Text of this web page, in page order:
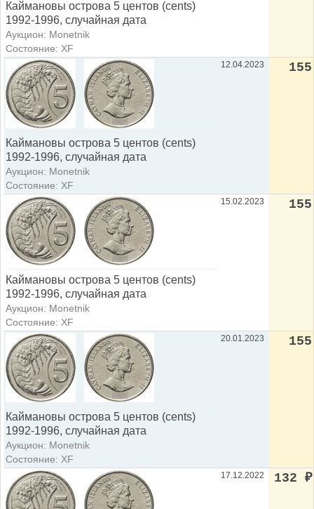
Каймановы острова 5 центов (cents)
1992-1996, случайная дата
Аукцион: Monetnik
Состояние: XF
Каймановы острова 5 центов (cents)
1992-1996, случайная дата
Аукцион: Monetnik
Состояние: XF
12.04.2023 155
Каймановы острова 5 центов (cents)
1992-1996, случайная дата
Аукцион: Monetnik
Состояние: XF
15.02.2023 155
Каймановы острова 5 центов (cents)
1992-1996, случайная дата
Аукцион: Monetnik
Состояние: XF
20.01.2023 155
17.12.2022 132 ₽